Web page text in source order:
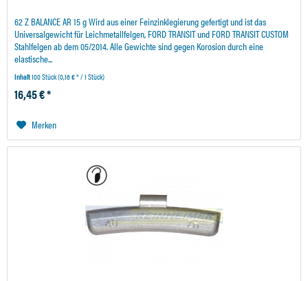
62 Z BALANCE AR 15 g Wird aus einer Feinzinklegierung gefertigt und ist das
Universalgewicht für Leichmetallfelgen, FORD TRANSIT und FORD TRANSIT CUSTOM
Stahlfelgen ab dem 05/2014. Alle Gewichte sind gegen Korosion durch eine
elastische...
Inhalt100 Stück(0,16 € * / 1 Stück)
16,45 € *
Merken